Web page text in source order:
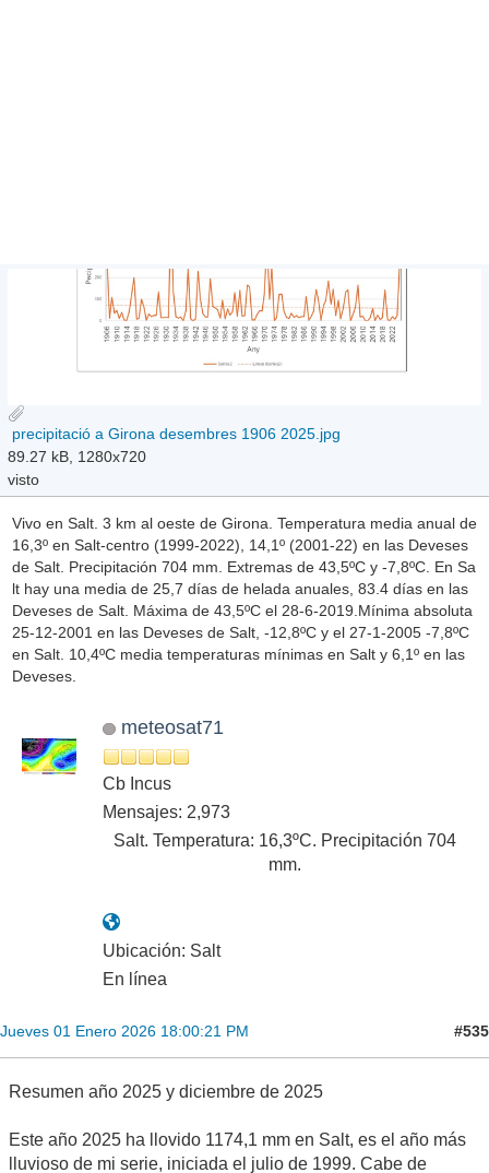
precipitació a Girona desembres 1906 2025.jpg
89.27 kB, 1280x720
visto
Vivo en Salt. 3 km al oeste de Girona. Temperatura media anual de
16,3º en Salt-centro (1999-2022), 14,1º (2001-22) en las Deveses
de Salt. Precipitación 704 mm. Extremas de 43,5ºC y -7,8ºC. En Sa
lt hay una media de 25,7 días de helada anuales, 83.4 días en las
Deveses de Salt. Máxima de 43,5ºC el 28-6-2019.Mínima absoluta
25-12-2001 en las Deveses de Salt, -12,8ºC y el 27-1-2005 -7,8ºC
en Salt. 10,4ºC media temperaturas mínimas en Salt y 6,1º en las
Deveses.
meteosat71
Cb Incus
Mensajes: 2,973
Salt. Temperatura: 16,3ºC. Precipitación 704
mm.
Ubicación: Salt
En línea
Jueves 01 Enero 2026 18:00:21 PM #535
Resumen año 2025 y diciembre de 2025
Este año 2025 ha llovido 1174,1 mm en Salt, es el año más
lluvioso de mi serie, iniciada el julio de 1999. Cabe de